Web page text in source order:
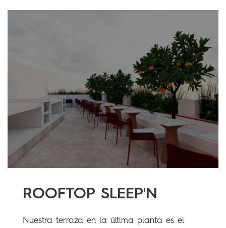
ROOFTOP SLEEP'N
Nuestra terraza en la última planta es el